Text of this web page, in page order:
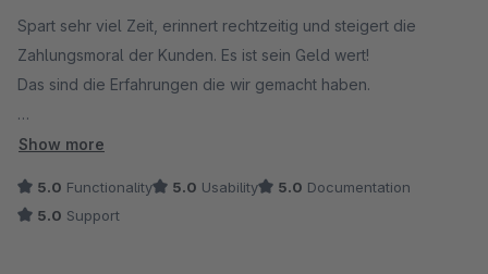
Spart sehr viel Zeit, erinnert rechtzeitig und steigert die
Zahlungsmoral der Kunden. Es ist sein Geld wert!
Das sind die Erfahrungen die wir gemacht haben.
Die - Profi - Permanent - Liner
Show more
5.0 Functionality 5.0 Usability 5.0 Documentation
5.0 Support